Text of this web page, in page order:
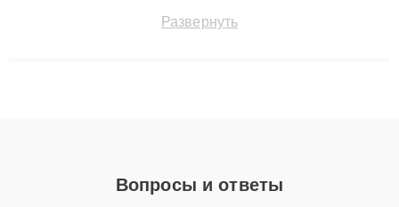
сохранением гарантии до 3 лет. Наши мастера решают
Развернуть
Вопросы и ответы